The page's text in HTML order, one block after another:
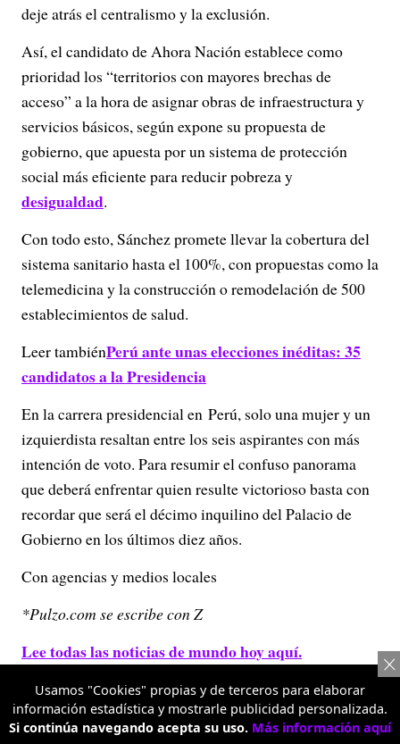
deje atrás el centralismo y la exclusión.
Así, el candidato de Ahora Nación establece como
prioridad los “territorios con mayores brechas de
acceso” a la hora de asignar obras de infraestructura y
servicios básicos, según expone su propuesta de
gobierno, que apuesta por un sistema de protección
social más eficiente para reducir pobreza y
desigualdad.
Con todo esto, Sánchez promete llevar la cobertura del
sistema sanitario hasta el 100%, con propuestas como la
telemedicina y la construcción o remodelación de 500
establecimientos de salud.
Leer tambiénPerú ante unas elecciones inéditas: 35
candidatos a la Presidencia
En la carrera presidencial en Perú, solo una mujer y un
izquierdista resaltan entre los seis aspirantes con más
intención de voto. Para resumir el confuso panorama
que deberá enfrentar quien resulte victorioso basta con
recordar que será el décimo inquilino del Palacio de
Gobierno en los últimos diez años.
Con agencias y medios locales
*Pulzo.com se escribe con Z
Lee todas las noticias de mundo hoy aquí.
Usamos "Cookies" propias y de terceros para elaborar
información estadística y mostrarle publicidad personalizada.
Si continúa navegando acepta su uso. Más información aquí